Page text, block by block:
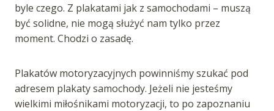
byle czego. Z plakatami jak z samochodami – muszą
być solidne, nie mogą służyć nam tylko przez
moment. Chodzi o zasadę.
Plakatów motoryzacyjnych powinniśmy szukać pod
adresem plakaty samochody. Jeżeli nie jesteśmy
wielkimi miłośnikami motoryzacji, to po zapoznaniu